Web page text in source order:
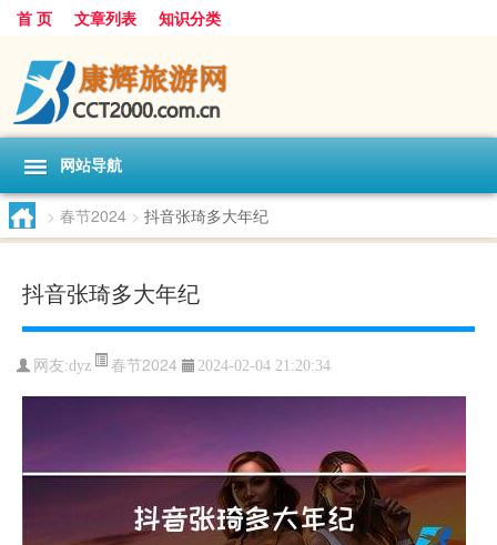
首 页 文章列表 知识分类
网站导航
> 春节2024 > 抖音张琦多大年纪
抖音张琦多大年纪
网友:dyz 春节2024 2024-02-04 21:20:34